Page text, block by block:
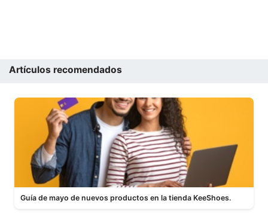
Artículos recomendados
Guía de mayo de nuevos productos en la tienda KeeShoes.